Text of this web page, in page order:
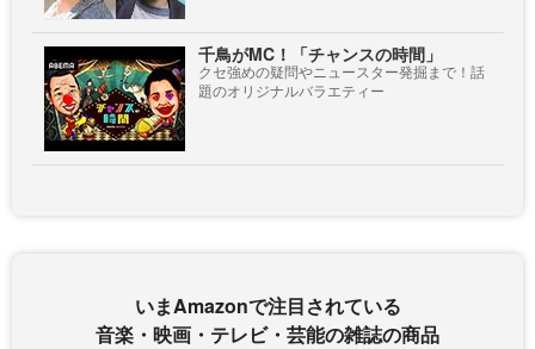
千鳥がMC！「チャンスの時間」
クセ強めの疑問やニュースター発掘まで！話
題のオリジナルバラエティー
いまAmazonで注目されている
音楽・映画・テレビ・芸能の雑誌の商品